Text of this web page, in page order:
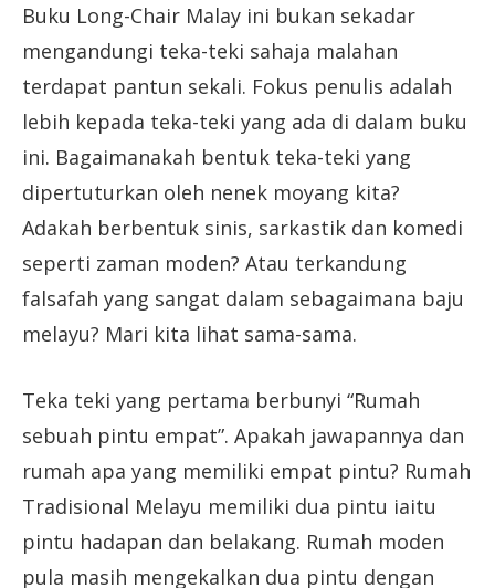
Buku Long-Chair Malay ini bukan sekadar
mengandungi teka-teki sahaja malahan
terdapat pantun sekali. Fokus penulis adalah
lebih kepada teka-teki yang ada di dalam buku
ini. Bagaimanakah bentuk teka-teki yang
dipertuturkan oleh nenek moyang kita?
Adakah berbentuk sinis, sarkastik dan komedi
seperti zaman moden? Atau terkandung
falsafah yang sangat dalam sebagaimana baju
melayu? Mari kita lihat sama-sama.
Teka teki yang pertama berbunyi “Rumah
sebuah pintu empat”. Apakah jawapannya dan
rumah apa yang memiliki empat pintu? Rumah
Tradisional Melayu memiliki dua pintu iaitu
pintu hadapan dan belakang. Rumah moden
pula masih mengekalkan dua pintu dengan